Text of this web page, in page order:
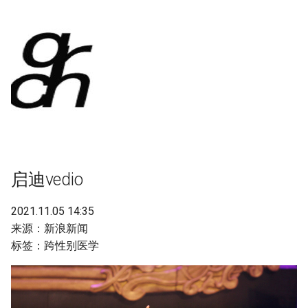
a
r
c
h
Metadata]
启迪vedio
2021.11.05 14:35
来源：新浪新闻
标签：跨性别医学